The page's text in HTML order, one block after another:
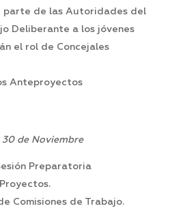
parte de las Autoridades del
Deliberante a los jóvenes
el rol de Concejales
Anteproyectos
de Noviembre
Preparatoria
Comisiones de Trabajo.